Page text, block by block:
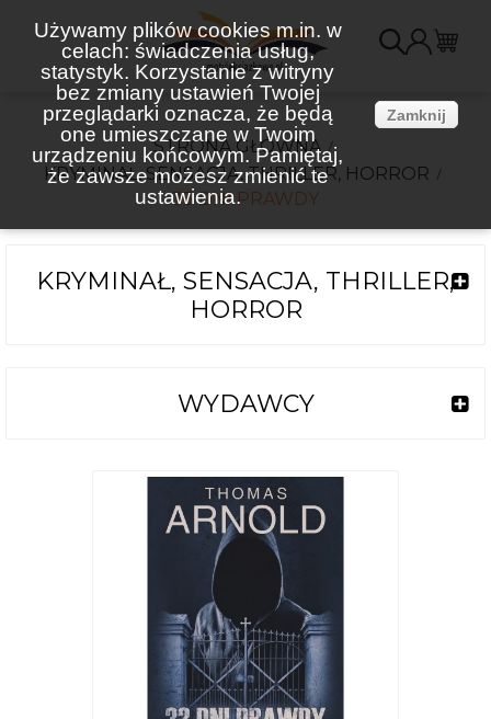
Używamy plików cookies m.in. w
celach: świadczenia usług,
statystyk. Korzystanie z witryny
bez zmiany ustawień Twojej
przeglądarki oznacza, że będą
one umieszczane w Twoim
urządzeniu końcowym. Pamiętaj,
że zawsze możesz zmienić te
ustawienia.
Zamknij
STRONA GŁÓWNA
KRYMINAŁ, SENSACJA, THRILLER, HORROR
33 DNI PRAWDY
KRYMINAŁ, SENSACJA, THRILLER,
HORROR
WYDAWCY